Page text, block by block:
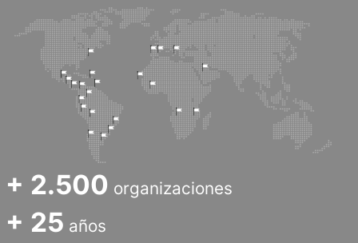
+ 2.500 organizaciones
+ 25 años